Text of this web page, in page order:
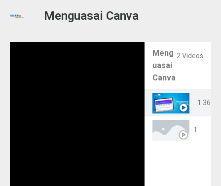
Menguasai Canva
Meng
uasai
Canva
2 Videos
1:36